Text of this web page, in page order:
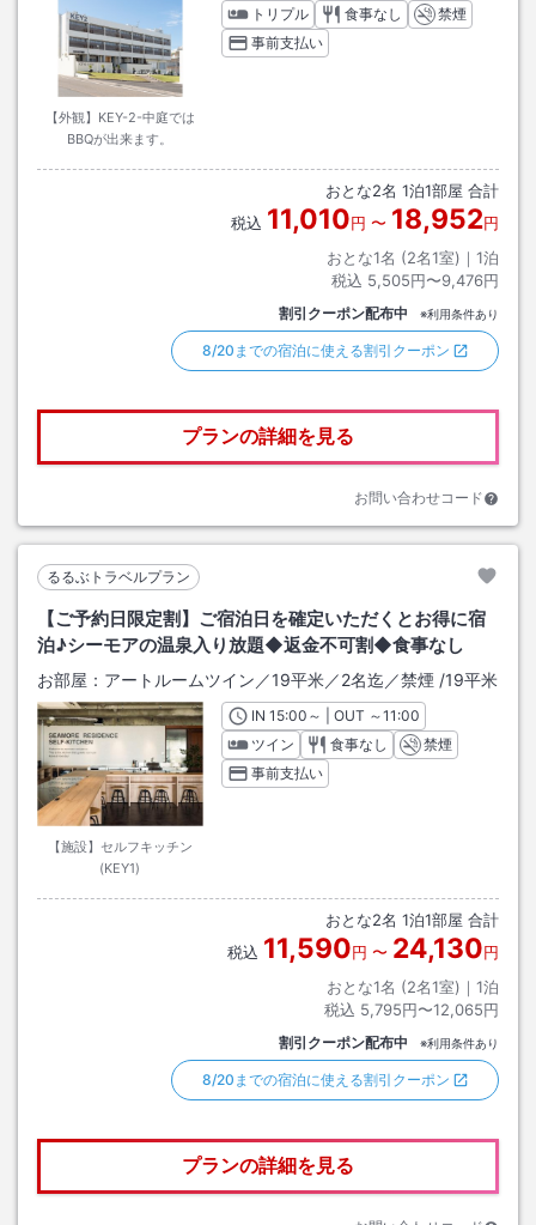
【外観】KEY-2-中庭では
BBQが出来ます。
トリプル
食事なし
禁煙
事前支払い
おとな2名 1泊1部屋 合計
税込 11,010円 〜 18,952円
おとな1名 (2名1室)｜ 1泊
税込 5,505円〜9,476円
割引クーポン配布中 ※利用条件あり
8/20までの宿泊に使える割引クーポン
プランの詳細を見る
お問い合わせコード
るるぶトラベルプラン
【ご予約日限定割】ご宿泊日を確定いただくとお得に宿
泊♪シーモアの温泉入り放題◆返金不可割◆食事なし
お部屋： アートルームツイン／19平米／2名迄／禁煙 /19平米
【施設】セルフキッチン
(KEY1)
INチェックイン
15:00 ～ | OUT チェックアウト
～11:00
ツイン
食事なし
禁煙
事前支払い
おとな2名 1泊1部屋 合計
税込 11,590円 〜 24,130円
おとな1名 (2名1室)｜ 1泊
税込 5,795円〜12,065円
割引クーポン配布中 ※利用条件あり
8/20までの宿泊に使える割引クーポン
プランの詳細を見る